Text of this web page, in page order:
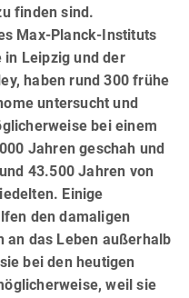
finden sind.
Max-Planck-Instituts
Leipzig und der
haben rund 300 frühe
untersucht und
bei einem
Jahren geschah und
43.500 Jahren von
Einige
den damaligen
an das Leben außerhalb
bei den heutigen
weil sie